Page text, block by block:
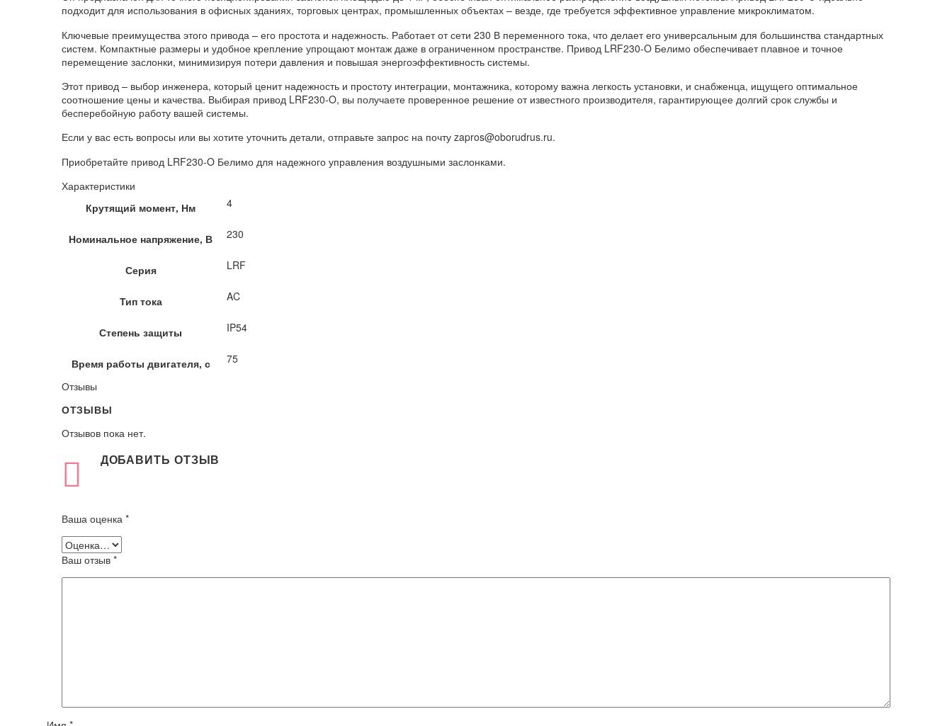
подходит для использования в офисных зданиях, торговых центрах, промышленных объектах – везде, где требуется эффективное управление микроклиматом.
Ключевые преимущества этого привода – его простота и надежность. Работает от сети 230 В переменного тока, что делает его универсальным для большинства стандартных
систем. Компактные размеры и удобное крепление упрощают монтаж даже в ограниченном пространстве. Привод LRF230-O Белимо обеспечивает плавное и точное
перемещение заслонки, минимизируя потери давления и повышая энергоэффективность системы.
Этот привод – выбор инженера, который ценит надежность и простоту интеграции, монтажника, которому важна легкость установки, и снабженца, ищущего оптимальное
соотношение цены и качества. Выбирая привод LRF230-O, вы получаете проверенное решение от известного производителя, гарантирующее долгий срок службы и
бесперебойную работу вашей системы.
Если у вас есть вопросы или вы хотите уточнить детали, отправьте запрос на почту zapros@oborudrus.ru.
Приобретайте привод LRF230-O Белимо для надежного управления воздушными заслонками.
Характеристики
Крутящий момент, Нм
4
Номинальное напряжение, В 230
Серия LRF
Тип тока AC
Степень защиты IP54
Время работы двигателя, с
75
Отзывы
ОТЗЫВЫ
Отзывов пока нет.
ДОБАВИТЬ ОТЗЫВ
Ваша оценка *
Ваш отзыв *